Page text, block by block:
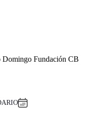
Domingo Fundación CB